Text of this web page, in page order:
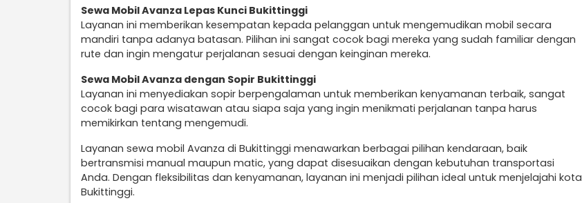
Sewa Mobil Avanza Lepas Kunci Bukittinggi
Layanan ini memberikan kesempatan kepada pelanggan untuk mengemudikan mobil secara
mandiri tanpa adanya batasan. Pilihan ini sangat cocok bagi mereka yang sudah familiar dengan
rute dan ingin mengatur perjalanan sesuai dengan keinginan mereka.
Sewa Mobil Avanza dengan Sopir Bukittinggi
Layanan ini menyediakan sopir berpengalaman untuk memberikan kenyamanan terbaik, sangat
cocok bagi para wisatawan atau siapa saja yang ingin menikmati perjalanan tanpa harus
memikirkan tentang mengemudi.
Layanan sewa mobil Avanza di Bukittinggi menawarkan berbagai pilihan kendaraan, baik
bertransmisi manual maupun matic, yang dapat disesuaikan dengan kebutuhan transportasi
Anda. Dengan fleksibilitas dan kenyamanan, layanan ini menjadi pilihan ideal untuk menjelajahi kota
Bukittinggi.